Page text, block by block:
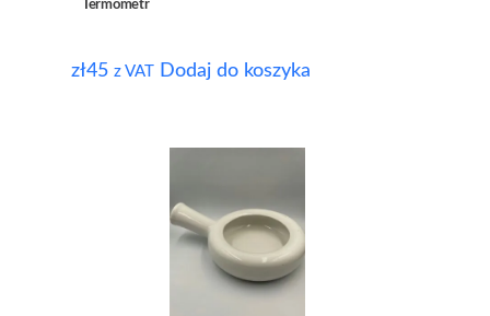
Termometr
zł45 z VAT Dodaj do koszyka